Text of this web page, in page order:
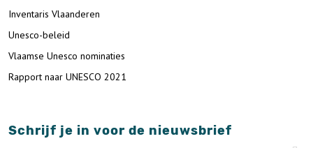
Inventaris Vlaanderen
Unesco-beleid
Vlaamse Unesco nominaties
Rapport naar UNESCO 2021
Schrijf je in voor de nieuwsbrief